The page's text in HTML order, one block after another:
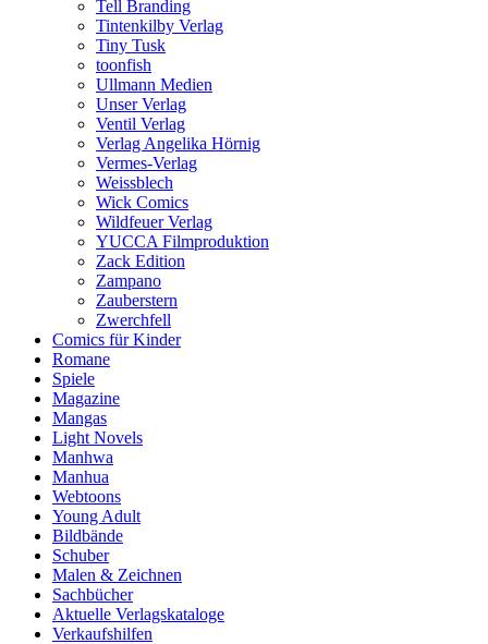
Tell Branding
Tintenkilby Verlag
Tiny Tusk
toonfish
Ullmann Medien
Unser Verlag
Ventil Verlag
Verlag Angelika Hörnig
Vermes-Verlag
Weissblech
Wick Comics
Wildfeuer Verlag
YUCCA Filmproduktion
Zack Edition
Zampano
Zauberstern
Zwerchfell
Comics für Kinder
Romane
Spiele
Magazine
Mangas
Light Novels
Manhwa
Manhua
Webtoons
Young Adult
Bildbände
Schuber
Malen & Zeichnen
Sachbücher
Aktuelle Verlagskataloge
Verkaufshilfen